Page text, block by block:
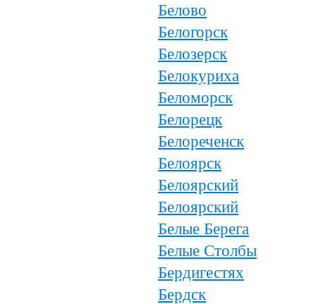
Белово
Белогорск
Белозерск
Белокуриха
Беломорск
Белорецк
Белореченск
Белоярск
Белоярский
Белоярский
Белые Берега
Белые Столбы
Бердигестях
Бердск